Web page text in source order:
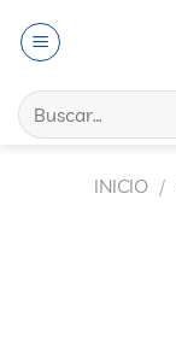
Buscar
por:
INICIO /